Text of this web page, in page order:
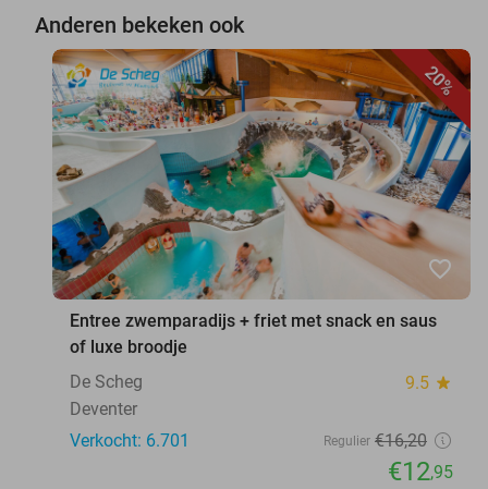
Anderen bekeken ook
20%
favorite_border
Entree zwemparadijs + friet met snack en saus
of luxe broodje
De Scheg
9.5 star
Deventer
Verkocht: 6.701
Regulier €16,20
€12,95